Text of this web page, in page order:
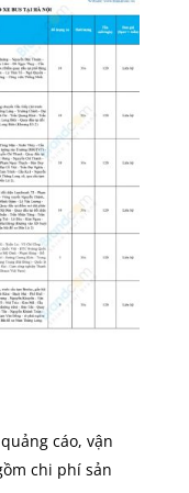
cáo, vận
chi phí sản